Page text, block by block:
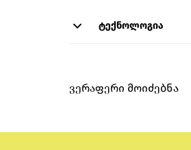
ტექნოლოგია
ვერაფერი მოიძებნა